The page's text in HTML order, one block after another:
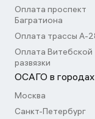
Оплата проспект
Багратиона
Оплата трассы А-
Оплата Витебской
развязки
ОСАГО в городах
Москва
Санкт-Петербург